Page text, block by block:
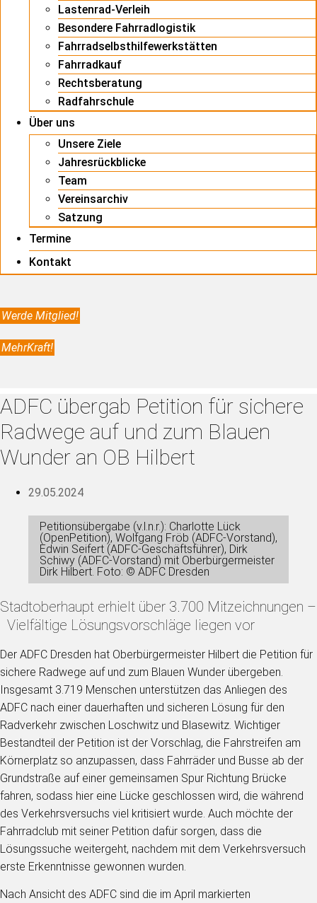
Lastenrad-Verleih
Besondere Fahrradlogistik
Fahrradselbsthilfewerkstätten
Fahrradkauf
Rechtsberatung
Radfahrschule
Über uns
Unsere Ziele
Jahresrückblicke
Team
Vereinsarchiv
Satzung
Termine
Kontakt
Werde Mitglied!
MehrKraft!
ADFC übergab Petition für sichere
Radwege auf und zum Blauen
Wunder an OB Hilbert
29.05.2024
Petitionsübergabe (v.l.n.r.): Charlotte Lück
(OpenPetition), Wolfgang Fröb (ADFC-Vorstand),
Edwin Seifert (ADFC-Geschäftsführer), Dirk
Schiwy (ADFC-Vorstand) mit Oberbürgermeister
Dirk Hilbert. Foto: © ADFC Dresden
Stadtoberhaupt erhielt über 3.700 Mitzeichnungen –
Vielfältige Lösungsvorschläge liegen vor
Der ADFC Dresden hat Oberbürgermeister Hilbert die Petition für
sichere Radwege auf und zum Blauen Wunder übergeben.
Insgesamt 3.719 Menschen unterstützen das Anliegen des
ADFC nach einer dauerhaften und sicheren Lösung für den
Radverkehr zwischen Loschwitz und Blasewitz. Wichtiger
Bestandteil der Petition ist der Vorschlag, die Fahrstreifen am
Körnerplatz so anzupassen, dass Fahrräder und Busse ab der
Grundstraße auf einer gemeinsamen Spur Richtung Brücke
fahren, sodass hier eine Lücke geschlossen wird, die während
des Verkehrsversuchs viel kritisiert wurde. Auch möchte der
Fahrradclub mit seiner Petition dafür sorgen, dass die
Lösungssuche weitergeht, nachdem mit dem Verkehrsversuch
erste Erkenntnisse gewonnen wurden.
Nach Ansicht des ADFC sind die im April markierten